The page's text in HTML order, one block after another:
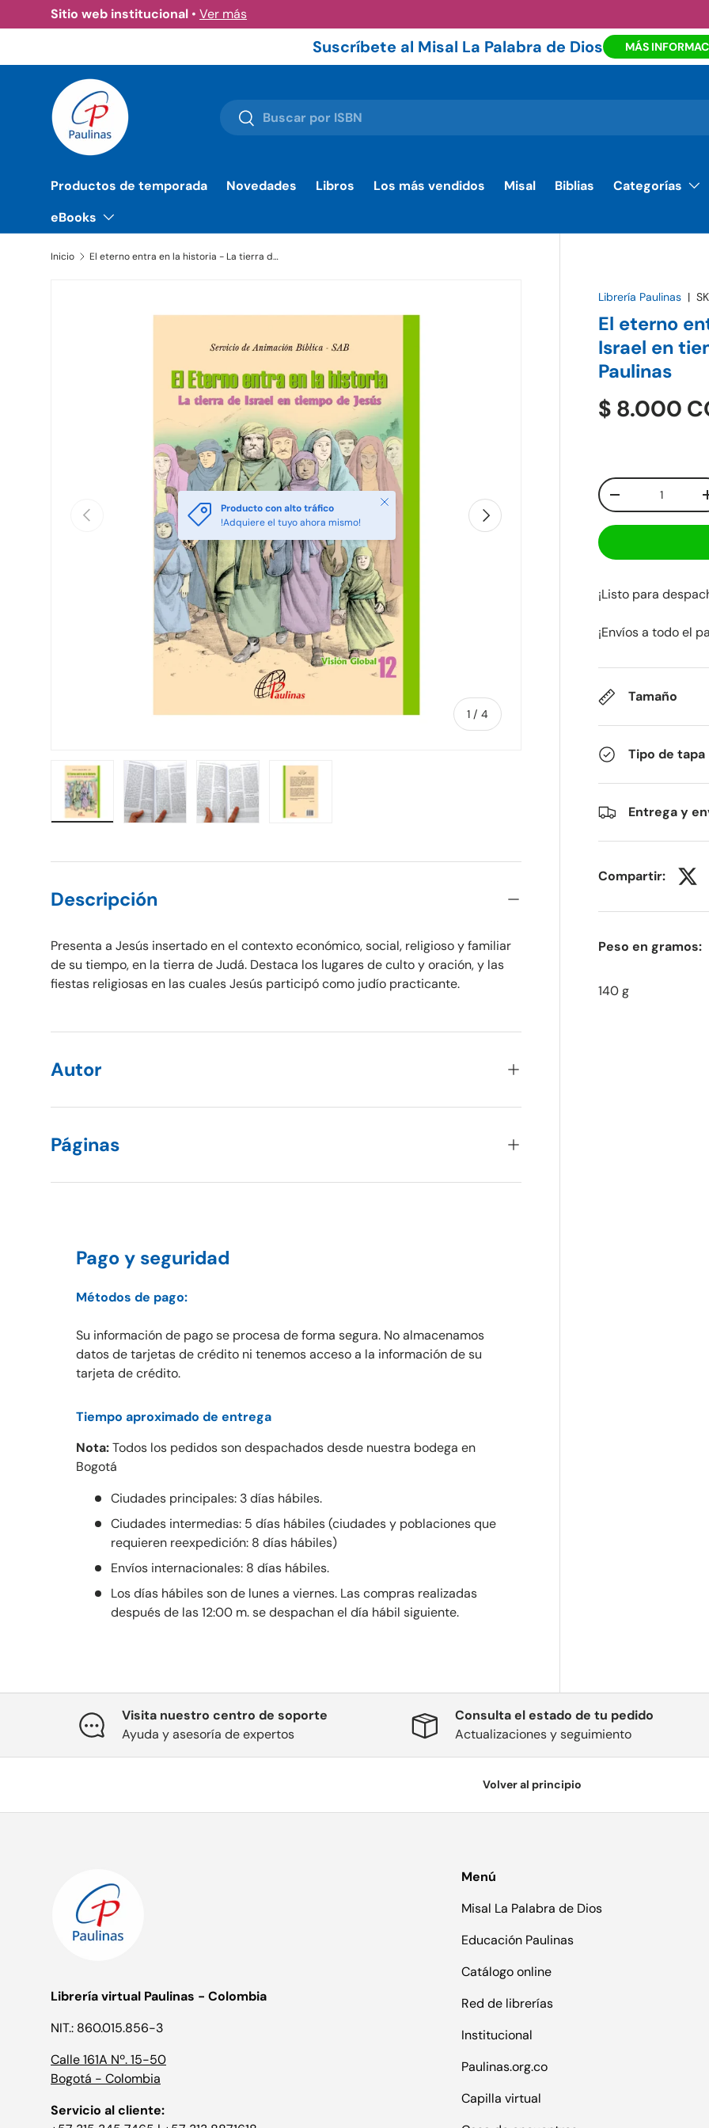
Ir al contenido
Sitio web institucional • Ver más
Suscríbete al Misal La Palabra de Dios MÁS
Buscar
Buscar
Productos de temporada Novedades Libros Los más vendidos Misal Biblias
Categorías
eBooks
Inicio El eterno entra en la historia - La tierra de Israel en tiempo de Jesús - Libro | Librería Paulinas
Anterior
1 /de
4
Siguiente
Producto con alto tráfico
!Adquiere el tuyo ahora mismo!
Cerrar
Cargar imagen 1 en la vista de galería
Cargar imagen 2 en la vista de galería
Cargar imagen 3 en la vista de galería
Cargar imagen 4 en la vista de galería
Librería Paulinas |
El eterno
Israel en
Paulinas
$ 8.000
Cant.
-
¡Listo para
¡Envíos a todo el
Tamaño
Tipo de tapa
Entrega y
Compartir:
Peso en gramos:
140 g
Descripción
Presenta a Jesús insertado en el contexto económico, social, religioso y familiar
de su tiempo, en la tierra de Judá. Destaca los lugares de culto y oración, y las
fiestas religiosas en las cuales Jesús participó como judío practicante.
Autor
Páginas
Pago y seguridad
Métodos de pago:
Su información de pago se procesa de forma segura. No almacenamos
datos de tarjetas de crédito ni tenemos acceso a la información de su
tarjeta de crédito.
Tiempo aproximado de entrega
Nota:Todos los pedidos son despachados desde nuestra bodega en
Bogotá
Ciudades principales: 3 días hábiles.
Ciudades intermedias: 5 días hábiles (ciudades y poblaciones que
requieren reexpedición: 8 días hábiles)
Envíos internacionales: 8 días hábiles.
Los días hábiles son de lunes a viernes. Las compras realizadas
después de las 12:00 m. se despachan el día hábil siguiente.
Visita nuestro centro de soporte
Ayuda y asesoría de expertos
Consulta el estado de tu pedido
Actualizaciones y seguimiento
Volver al principio
Librería virtual Paulinas - Colombia
NIT.: 860.015.856-3
Calle 161A Nº. 15-50
Bogotá - Colombia
Servicio al cliente:
Menú
Misal La Palabra de Dios
Educación Paulinas
Catálogo online
Red de librerías
Institucional
Paulinas.org.co
Capilla virtual